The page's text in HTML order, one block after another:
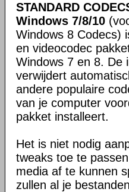
STANDARD
Windows 7/8/10
Windows 8 Codecs)
en videocodec
Windows 7 en 8. De
verwijdert
andere populaire
van je computer
pakket installeert.
Het is niet nodig
tweaks toe te
media af te kunnen
zullen al je